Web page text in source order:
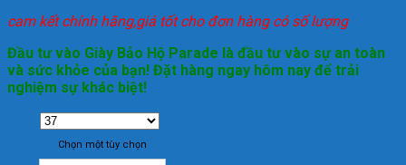
cam kết chính hãng,giá tốt cho đơn hàng có số lượng
Đầu tư vào Giày Bảo Hộ Parade là đầu tư vào sự an toàn
và sức khỏe của bạn! Đặt hàng ngay hôm nay để trải
nghiệm sự khác biệt!
Chọn một tùy chọn